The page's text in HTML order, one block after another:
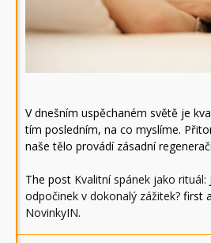
V dnešním uspěchaném světě je
tím posledním, na co myslíme.
naše tělo provádí zásadní
The post Kvalitní spánek jako rituál:
odpočinek v dokonalý zážitek? first
NovinkyIN.